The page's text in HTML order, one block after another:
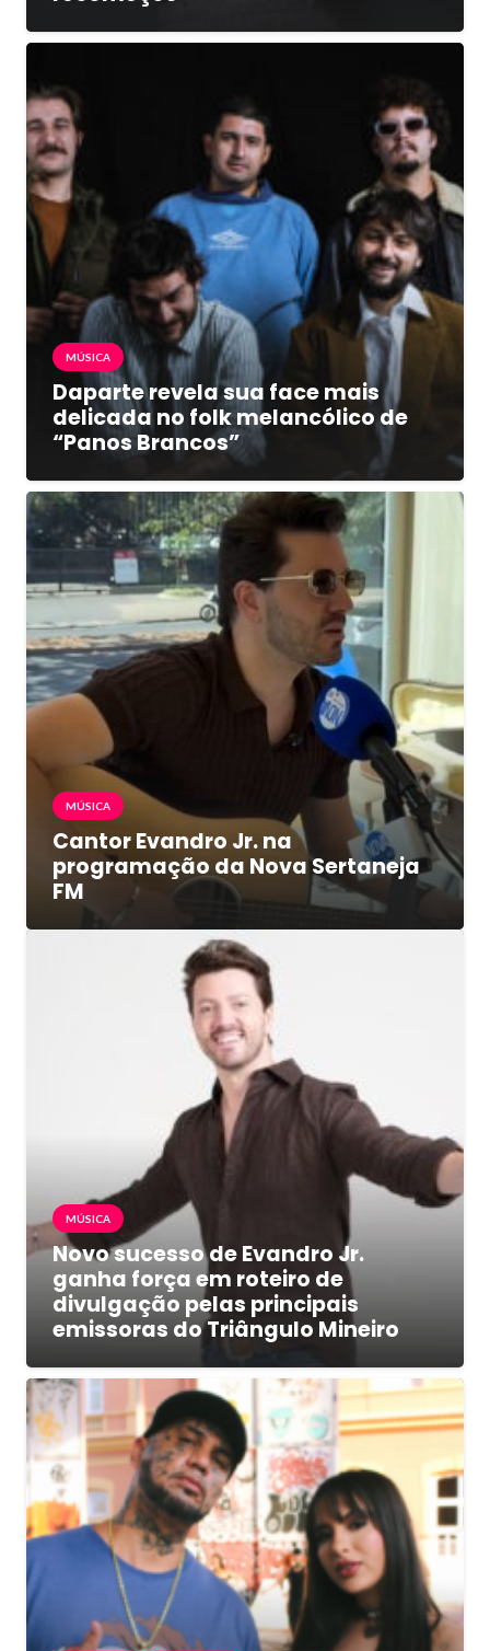
MÚSICA
Daparte revela sua face mais
delicada no folk melancólico de
“Panos Brancos”
MÚSICA
Cantor Evandro Jr. na
programação da Nova Sertaneja
FM
MÚSICA
Novo sucesso de Evandro Jr.
ganha força em roteiro de
divulgação pelas principais
emissoras do Triângulo Mineiro